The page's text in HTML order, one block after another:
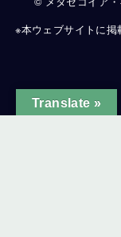
※本ウェブサイトに
Translate »